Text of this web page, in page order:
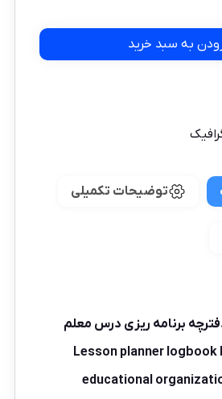
به سبد خرید
توضیحات تکمیلی
برنامه ریزی درس معلم
Lesson planner logbook
educational